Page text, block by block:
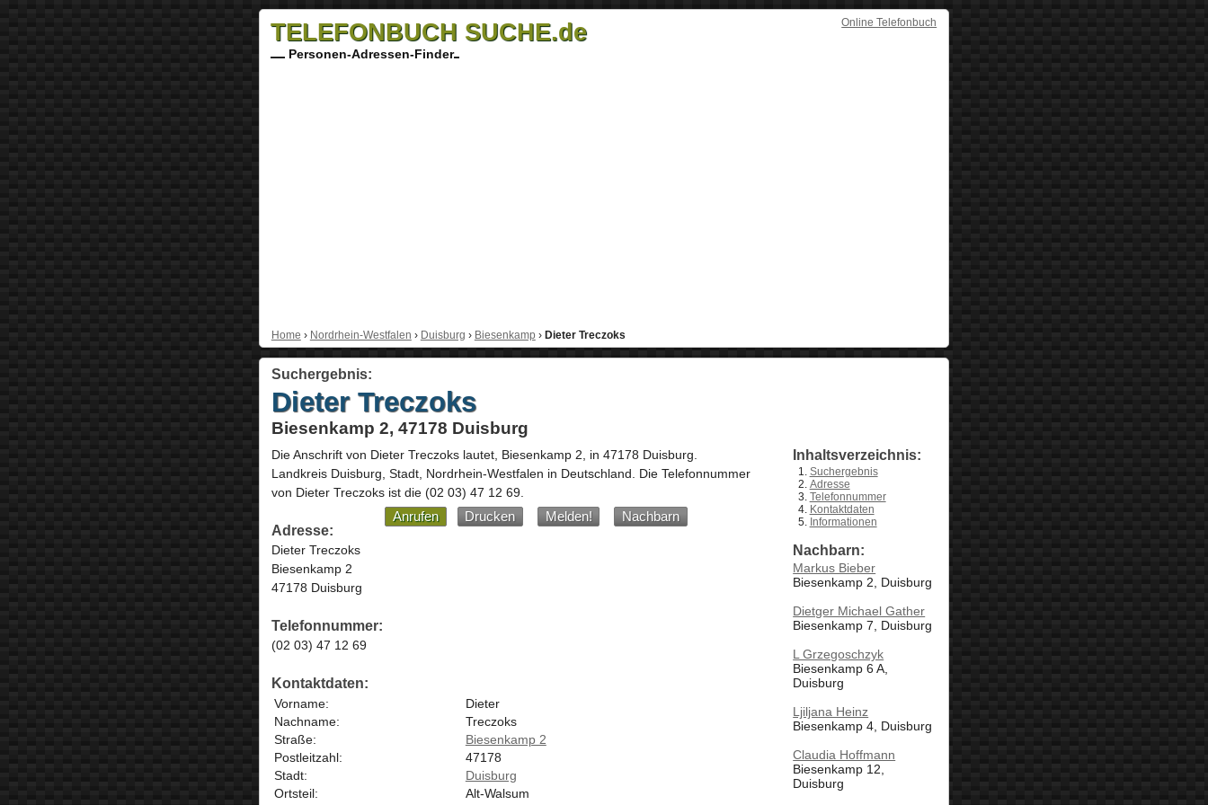
Online Telefonbuch
TELEFONBUCH SUCHE.de
Personen-Adressen-Finder
Home › Nordrhein-Westfalen › Duisburg › Biesenkamp › Dieter Treczoks
Suchergebnis:
Dieter Treczoks
Biesenkamp 2, 47178 Duisburg
Die Anschrift von Dieter Treczokslautet, Biesenkamp 2 , in 47178 Duisburg
Landkreis Duisburg, Stadt, Nordrhein-Westfalen in Deutschland
Die Telefonnummer
von Dieter Treczoks ist die (02 03) 47 12 69.
Anrufen Drucken Melden!
Nachbarn
Adresse:
Dieter Treczoks
Biesenkamp 2
47178 Duisburg
Telefonnummer:
(02 03) 47 12 69
Kontaktdaten:
Vorname:
Dieter
Nachname:
Treczoks
Straße:
Biesenkamp 2
Postleitzahl:
47178
Stadt:
Duisburg
Ortsteil:
Alt-Walsum
Inhaltsverzeichnis:
Suchergebnis
Adresse
Telefonnummer
Kontaktdaten
Informationen
Nachbarn:
Markus Bieber
Biesenkamp 2, Duisburg
Dietger Michael Gather
Biesenkamp 7, Duisburg
L Grzegoschzyk
Biesenkamp 6 A,
Duisburg
Ljiljana Heinz
Biesenkamp 4, Duisburg
Claudia Hoffmann
Biesenkamp 12,
Duisburg